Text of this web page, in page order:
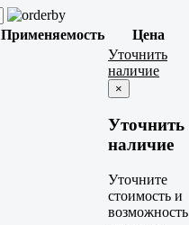
Применяемость Цена
Уточнить
наличие
×
Уточнить
наличие
Уточните
стоимость и
возможность